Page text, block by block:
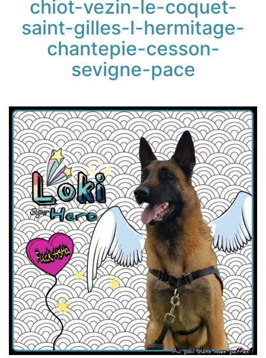
chiot-vezin-le-coquet-
saint-gilles-l-hermitage-
chantepie-cesson-
sevigne-pace